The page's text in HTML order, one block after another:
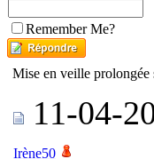
Remember Me?
Mise en veille
11-04-
Irène50